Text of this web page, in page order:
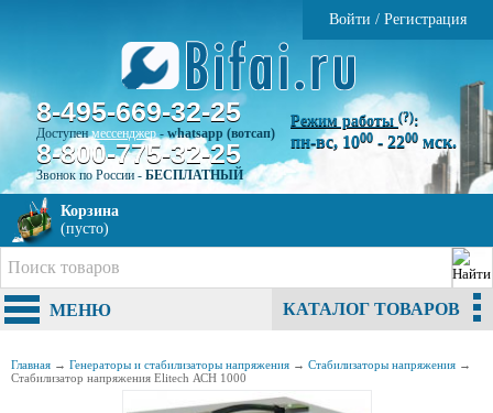
Войти / Регистрация
8-495-669-32-25
Доступенмессенджер-whatsapp (вотсап)
8-800-775-32-25
Звонок по России - БЕСПЛАТНЫЙ
Режим работы (?):
пн-вс, 1000 - 2200 мск.
Корзина
(пусто)
МЕНЮ КАТАЛОГ ТОВАРОВ
Главная → Генераторы и стабилизаторы напряжения → Стабилизаторы напряжения →
Стабилизатор напряжения Elitech АСН 1000